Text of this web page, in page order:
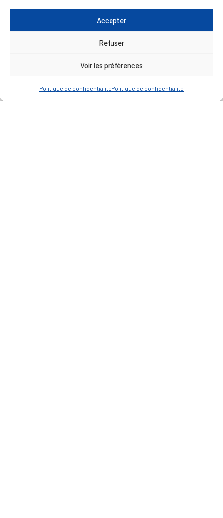
Accepter
Refuser
Voir les préférences
Politique de confidentialitéPolitique de confidentialité
Marchés publics
Annuaire des associations
Urbanisme
Espace agent
— Faire une recherche